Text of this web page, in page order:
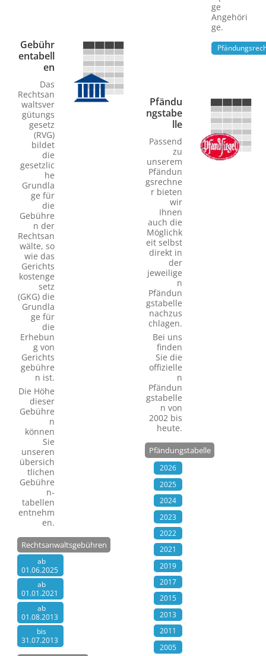
Gebühr
entabell
en
Das
Rechtsan
waltsver
gütungs
gesetz
(RVG)
bildet
die
gesetzlic
he
Grundla
ge für
die
Gebühre
n der
Rechtsan
wälte, so
wie das
Gerichts
kostenge
setz
(GKG) die
Grundla
ge für
die
Erhebun
g von
Gerichts
gebühre
n ist.
Die Höhe
dieser
Gebühre
n
können
Sie
unseren
übersich
tlichen
Gebühre
n­
tabellen
entnehm
en.
Rechtsanwaltsgebühren
ab
01.06.2025
ab
01.01.2021
ab
01.08.2013
bis
31.07.2013
ge
Angehöri
ge.
Pfändu
ngstabe
lle
Passend
zu
unserem
Pfändun
gsrechne
r bieten
wir
Ihnen
auch die
Möglichk
eit selbst
direkt in
der
jeweilige
n
Pfändun
gstabelle
nachzus
chlagen.
Bei uns
finden
Sie die
offizielle
n
Pfändun
gstabelle
n von
2002 bis
heute.
Pfändungstabelle
2026
2025
2024
2023
2022
2021
2019
2017
2015
2013
2011
2005